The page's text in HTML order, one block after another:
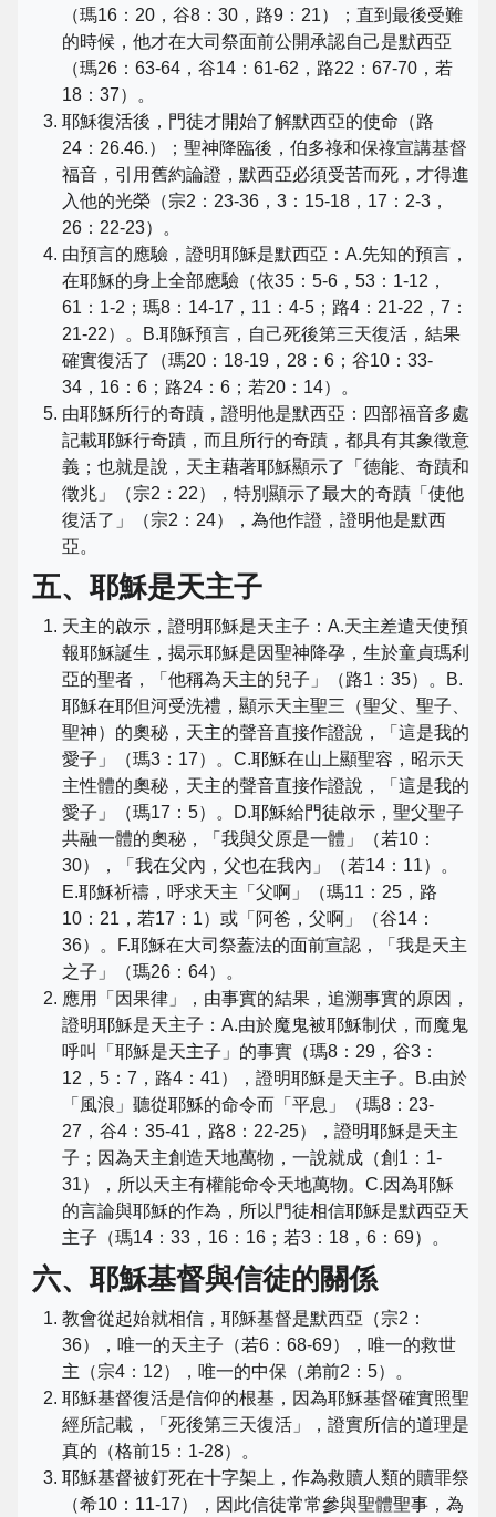
（瑪16：20，谷8：30，路9：21）；直到最後受難
的時候，他才在大司祭面前公開承認自己是默西亞
（瑪26：63-64，谷14：61-62，路22：67-70，若
18：37）。
耶穌復活後，門徒才開始了解默西亞的使命（路
24：26.46.）；聖神降臨後，伯多祿和保祿宣講基督
福音，引用舊約論證，默西亞必須受苦而死，才得進
入他的光榮（宗2：23-36，3：15-18，17：2-3，
26：22-23）。
由預言的應驗，證明耶穌是默西亞：A.先知的預言，
在耶穌的身上全部應驗（依35：5-6，53：1-12，
61：1-2；瑪8：14-17，11：4-5；路4：21-22，7：
21-22）。B.耶穌預言，自己死後第三天復活，結果
確實復活了（瑪20：18-19，28：6；谷10：33-
34，16：6；路24：6；若20：14）。
由耶穌所行的奇蹟，證明他是默西亞：四部福音多處
記載耶穌行奇蹟，而且所行的奇蹟，都具有其象徵意
義；也就是說，天主藉著耶穌顯示了「德能、奇蹟和
徵兆」（宗2：22），特別顯示了最大的奇蹟「使他
復活了」（宗2：24），為他作證，證明他是默西
亞。
五、耶穌是天主子
天主的啟示，證明耶穌是天主子：A.天主差遣天使預
報耶穌誕生，揭示耶穌是因聖神降孕，生於童貞瑪利
亞的聖者，「他稱為天主的兒子」（路1：35）。B.
耶穌在耶但河受洗禮，顯示天主聖三（聖父、聖子、
聖神）的奧秘，天主的聲音直接作證說，「這是我的
愛子」（瑪3：17）。C.耶穌在山上顯聖容，昭示天
主性體的奧秘，天主的聲音直接作證說，「這是我的
愛子」（瑪17：5）。D.耶穌給門徒啟示，聖父聖子
共融一體的奧秘，「我與父原是一體」（若10：
30），「我在父內，父也在我內」（若14：11）。
E.耶穌祈禱，呼求天主「父啊」（瑪11：25，路
10：21，若17：1）或「阿爸，父啊」（谷14：
36）。F.耶穌在大司祭蓋法的面前宣認，「我是天主
之子」（瑪26：64）。
應用「因果律」，由事實的結果，追溯事實的原因，
證明耶穌是天主子：A.由於魔鬼被耶穌制伏，而魔鬼
呼叫「耶穌是天主子」的事實（瑪8：29，谷3：
12，5：7，路4：41），證明耶穌是天主子。B.由於
「風浪」聽從耶穌的命令而「平息」（瑪8：23-
27，谷4：35-41，路8：22-25），證明耶穌是天主
子；因為天主創造天地萬物，一說就成（創1：1-
31），所以天主有權能命令天地萬物。C.因為耶穌
的言論與耶穌的作為，所以門徒相信耶穌是默西亞天
主子（瑪14：33，16：16；若3：18，6：69）。
六、耶穌基督與信徒的關係
教會從起始就相信，耶穌基督是默西亞（宗2：
36），唯一的天主子（若6：68-69），唯一的救世
主（宗4：12），唯一的中保（弟前2：5）。
耶穌基督復活是信仰的根基，因為耶穌基督確實照聖
經所記載，「死後第三天復活」，證實所信的道理是
真的（格前15：1-28）。
耶穌基督被釘死在十字架上，作為救贖人類的贖罪祭
（希10：11-17），因此信徒常常參與聖體聖事，為